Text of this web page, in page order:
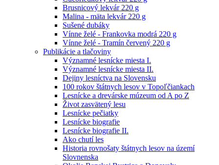
Brusnicový lekvár 220 g
Malina - mäta lekvár 220 g
Sušené dubáky
Vínne želé - Frankovka modrá 220 g
Vínne želé - Tramín červený 220 g
Publikácie a tlačoviny
Významné lesnícke miesta I.
Významné lesnícke miesta II.
Dejiny lesníctva na Slovensku
100 rokov štátnych lesov v Topoľčiankach
Lesnícke a drevárske múzeum od A po Z
Život zasvätený lesu
Lesnícke pečiatky
Lesnícke biografie
Lesnícke biografie II.
Ako chutí les
Historia rovnošaty štátnych lesov na území
Slovnenska